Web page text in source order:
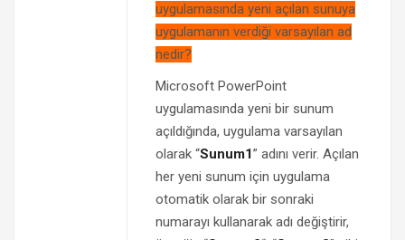
uygulamasında yeni açılan sunuya
uygulamanın verdiği varsayılan ad
nedir?
Microsoft PowerPoint
uygulamasında yeni bir sunum
açıldığında, uygulama varsayılan
olarak “Sunum1” adını verir. Açılan
her yeni sunum için uygulama
otomatik olarak bir sonraki
numarayı kullanarak adı değiştirir,